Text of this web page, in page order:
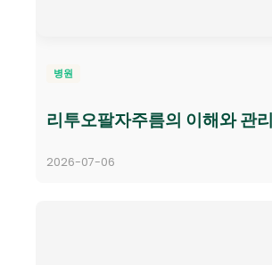
병원
리투오팔자주름의 이해와 관
2026-07-06